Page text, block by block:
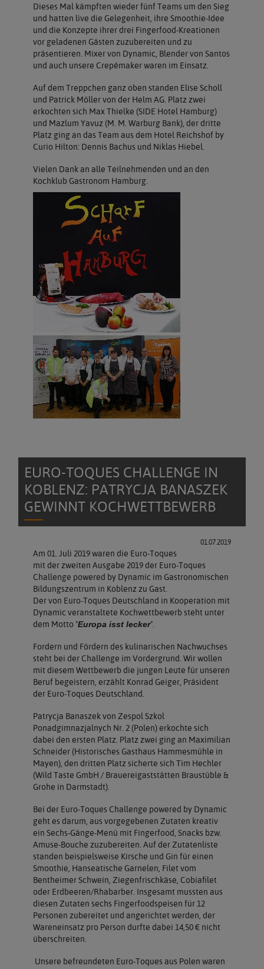
Dieses Mal kämpften wieder fünf Teams um den Sieg
und hatten live die Gelegenheit, ihre Smoothie-Idee
und die Konzepte ihrer drei Fingerfood-Kreationen
vor geladenen Gästen zuzubereiten und zu
präsentieren. Mixer von Dynamic, Blender von Santos
und auch unsere Crepémaker waren im Einsatz.
Auf dem Treppchen ganz oben standen Elise Scholl
und Patrick Möller von der Helm AG. Platz zwei
erkochten sich Max Thielke (SIDE Hotel Hamburg)
und Mazlum Yavuz (M. M. Warburg Bank), der dritte
Platz ging an das Team aus dem Hotel Reichshof by
Curio Hilton: Dennis Bachus und Niklas Hiebel.
Vielen Dank an alle Teilnehmenden und an den
Kochklub Gastronom Hamburg.
EURO-TOQUES CHALLENGE IN
KOBLENZ: PATRYCJA BANASZEK
GEWINNT KOCHWETTBEWERB
01.07.2019
Am 01. Juli 2019 waren die Euro-Toques
mit der zweiten Ausgabe 2019 der Euro-Toques
Challenge powered by Dynamic im Gastronomischen
Bildungszentrum in Koblenz zu Gast.
Der von Euro-Toques Deutschland in Kooperation mit
Dynamic veranstaltete Kochwettbewerb steht unter
dem Motto "Europa isst lecker".
Fordern und Fördern des kulinarischen Nachwuchses
steht bei der Challenge im Vordergrund. Wir wollen
mit diesem Wettbewerb die jungen Leute für unseren
Beruf begeistern, erzählt Konrad Geiger, Präsident
der Euro-Toques Deutschland.
Patrycja Banaszek von Zespol Szkol
Ponadgimnazjalnych Nr. 2 (Polen) erkochte sich
dabei den ersten Platz. Platz zwei ging an Maximilian
Schneider (Historisches Gasthaus Hammesmühle in
Mayen), den dritten Platz sicherte sich Tim Hechler
(Wild Taste GmbH / Brauereigaststätten Braustüble &
Grohe in Darmstadt).
Bei der Euro-Toques Challenge powered by Dynamic
geht es darum, aus vorgegebenen Zutaten kreativ
ein Sechs-Gänge-Menü mit Fingerfood, Snacks bzw.
Amuse-Bouche zuzubereiten. Auf der Zutatenliste
standen beispielsweise Kirsche und Gin für einen
Smoothie, Hanseatische Garnelen, Filet vom
Bentheimer Schwein, Ziegenfrischkäse, Cobiafilet
oder Erdbeeren/Rhabarber. Insgesamt mussten aus
diesen Zutaten sechs Fingerfoodspeisen für 12
Personen zubereitet und angerichtet werden, der
Wareneinsatz pro Person durfte dabei 14,50 € nicht
überschreiten.
Unsere befreundeten Euro-Toques aus Polen waren